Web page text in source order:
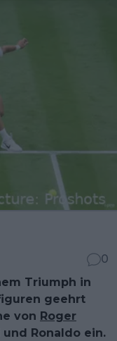
0
Triumph in
geehrt
von Roger
und Ronaldo ein.